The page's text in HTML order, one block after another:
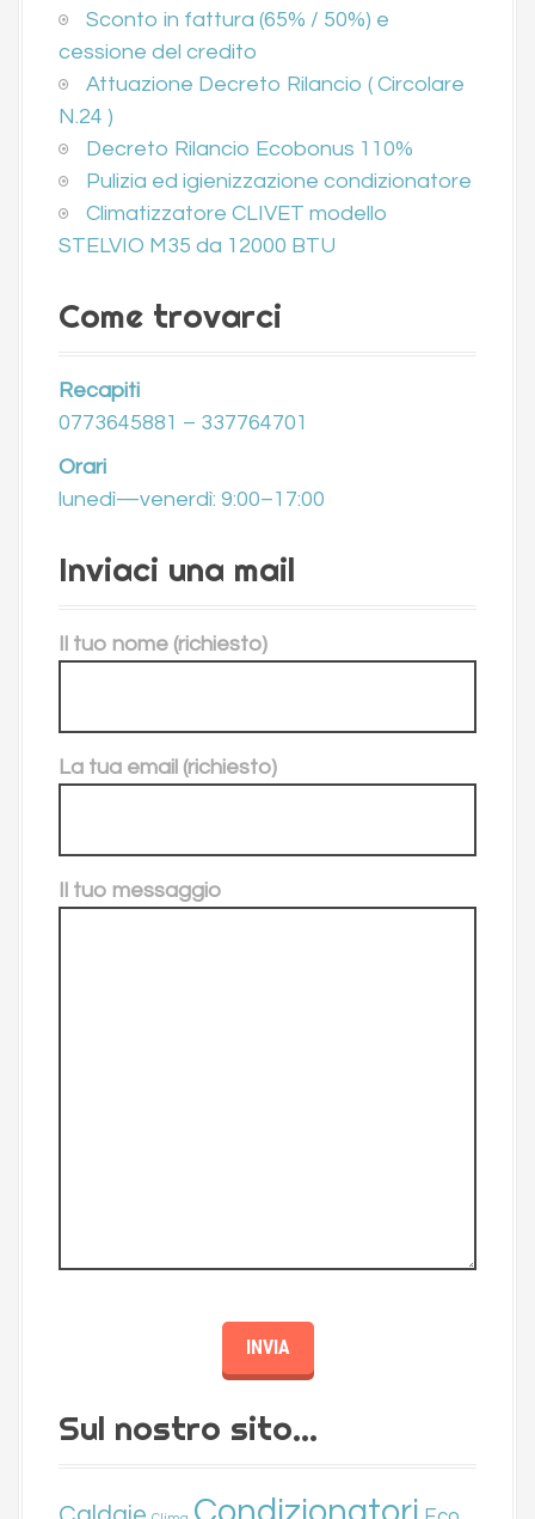
Sconto in fattura (65% / 50%) e
cessione del credito
Attuazione Decreto Rilancio ( Circolare
N.24 )
Decreto Rilancio Ecobonus 110%
Pulizia ed igienizzazione condizionatore
Climatizzatore CLIVET modello
STELVIO M35 da 12000 BTU
Come trovarci
Recapiti
0773645881 – 337764701
Orari
lunedì—venerdì: 9:00–17:00
Inviaci una mail
Il tuo nome (richiesto)
La tua email (richiesto)
Il tuo messaggio
Sul nostro sito…
Condizionatori